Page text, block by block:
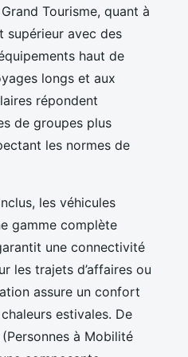
Tourisme, quant à
supérieur avec des
haut de
longs et aux
répondent
de groupes plus
les normes de
les véhicules
gamme complète
une connectivité
les trajets d’affaires ou
assure un confort
estivales. De
(Personnes à Mobilité